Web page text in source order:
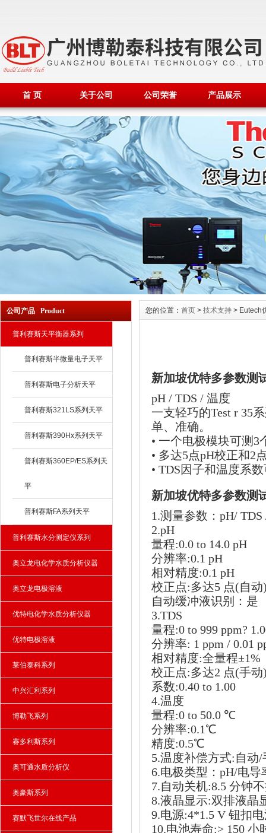
首 页 关于公司 公司荣誉 产品展示
公司产品 Product
普利赛斯天平衡器系列
普利赛斯半微量电子天平
普利赛斯电子分析天平
普利赛斯321LS系列天平
普利赛斯390Hx系列天平
普利赛斯360EP/ES系列天
平
普利赛斯FA系列天平
普利赛斯水分测定仪系列
奥立龙电化学水质分析仪器
奥立龙电极溶液
优特电化学水质分析仪器
优特电极溶液
莱伯泰科系列
中兴汇利系列
博勒飞系列
赛多利斯系列
奥可通水质分析仪
奥豪斯系列
赛默飞世尔在线产品
您的位置： 首页 > 技术支持 > Eutech
新加坡优特多参数测
pH / TDS / 温度
一支轻巧的Test r 35
单、准确。
• 一个电极模块可测
• 多达5点pH校正和2
• TDS因子和温度系
新加坡优特多参数测
1.测量参数：pH/
2.pH
量程:0.0 to 14.0 pH
分辨率:0.1 pH
相对精度:0.1 pH
校正点:多达5 点(自动
自动缓冲液识别：是
3.TDS
量程:0 to 999 ppm?
分辨率: 1 ppm / 0.01
相对精度:全量程±1%
校正点:多达2 点(手动
系数:0.40 to 1.00
4.温度
量程:0 to 50.0 ℃
分辨率:0.1℃
精度:0.5℃
5.温度补偿方式:自动/
6.电极类型：pH/电导
7.自动关机:8.5 分钟
8.液晶显示:双排液晶
9.电源:4*1.5 V 钮扣
10.电池寿命:> 150 小